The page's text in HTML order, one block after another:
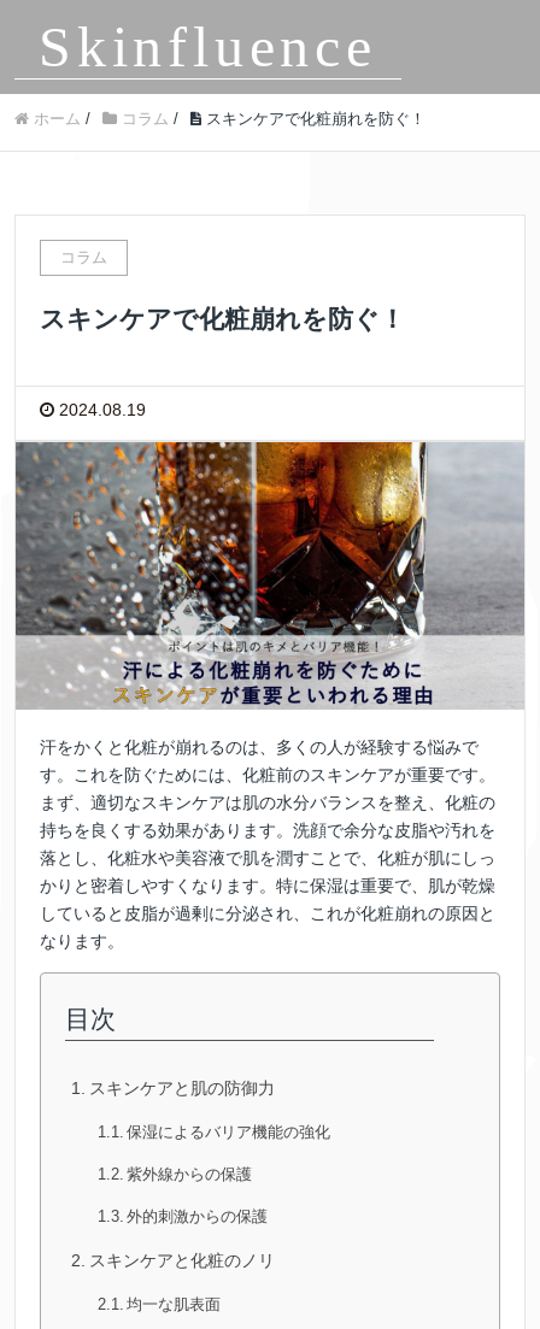
Skinfluence
ホーム / コラム / スキンケアで化粧崩れを防ぐ！
コラム
スキンケアで化粧崩れを防ぐ！
2024.08.19
汗をかくと化粧が崩れるのは、多くの人が経験する悩みで
す。これを防ぐためには、化粧前のスキンケアが重要です。
まず、適切なスキンケアは肌の水分バランスを整え、化粧の
持ちを良くする効果があります。洗顔で余分な皮脂や汚れを
落とし、化粧水や美容液で肌を潤すことで、化粧が肌にしっ
かりと密着しやすくなります。特に保湿は重要で、肌が乾燥
していると皮脂が過剰に分泌され、これが化粧崩れの原因と
なります。
目次
スキンケアと肌の防御力
保湿によるバリア機能の強化
紫外線からの保護
外的刺激からの保護
スキンケアと化粧のノリ
均一な肌表面